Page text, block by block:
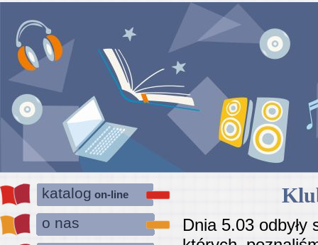
katalog on-line
o nas
Dnia 5.03